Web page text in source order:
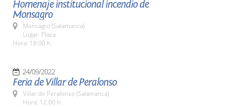
Homenaje institucional incendio de
Monsagro
Monsagro (Salamanca)
Lugar: Plaza
Hora: 18:00 h.
24/09/2022
Feria de Villar de Peralonso
Villar de Peralonso (Salamanca)
Hora: 12.00 h.